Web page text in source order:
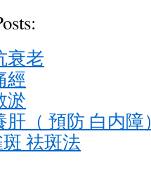
衰老
經
淤
（ 預防 白内障）
祛斑法